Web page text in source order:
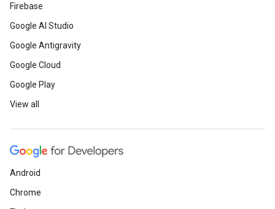
Firebase
Google AI Studio
Google Antigravity
Google Cloud
Google Play
View all
Android
Chrome